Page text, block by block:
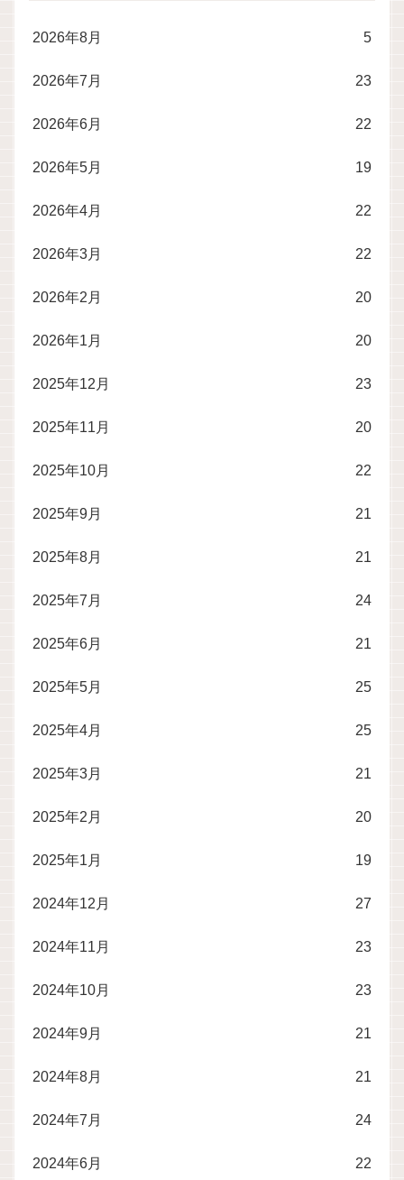
2026年8月 5
2026年7月 23
2026年6月 22
2026年5月 19
2026年4月 22
2026年3月 22
2026年2月 20
2026年1月 20
2025年12月 23
2025年11月 20
2025年10月 22
2025年9月 21
2025年8月 21
2025年7月 24
2025年6月 21
2025年5月 25
2025年4月 25
2025年3月 21
2025年2月 20
2025年1月 19
2024年12月 27
2024年11月 23
2024年10月 23
2024年9月 21
2024年8月 21
2024年7月 24
2024年6月 22